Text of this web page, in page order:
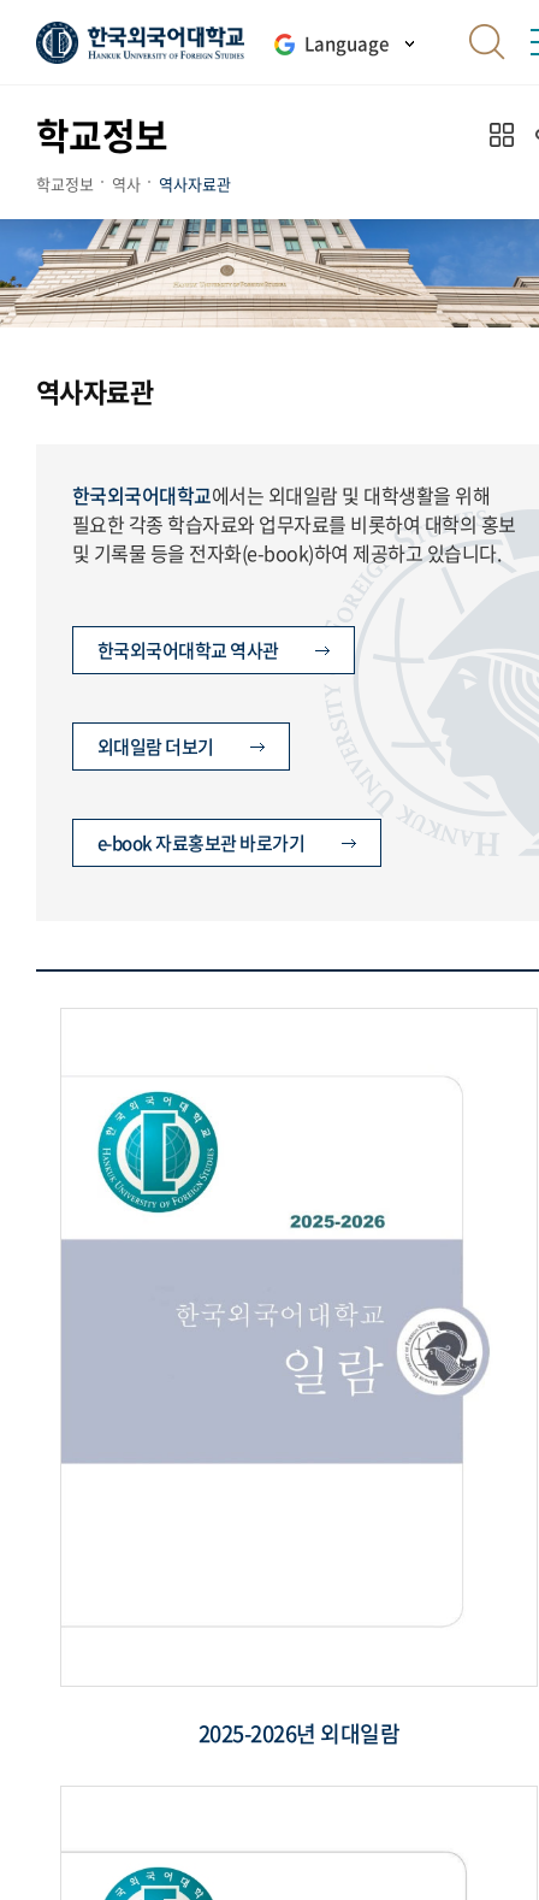
Language
학교정보
학교정보 역사 역사자료관
역사자료관
한국외국어대학교에서는 외대일람 및 대학생활을 위해
필요한 각종 학습자료와 업무자료를 비롯하여 대학의 홍보
및 기록물 등을 전자화(e-book)하여 제공하고 있습니다.
한국외국어대학교 역사관
외대일람 더보기
e-book 자료홍보관 바로가기
2025-2026년 외대일람